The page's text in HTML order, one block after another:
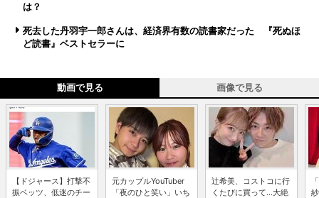
は？
死去した丹羽宇一郎さんは、経済界有数の読書家だった 『死ぬほ
ど読書』ベストセラーに
動画で見る 画像で見る
【ドジャース】打撃不
振ベッツ、低迷のチー
元カップルYouTuber
「夜のひと笑い」いち
辻希美、コストコに行
くたびに買って...大絶